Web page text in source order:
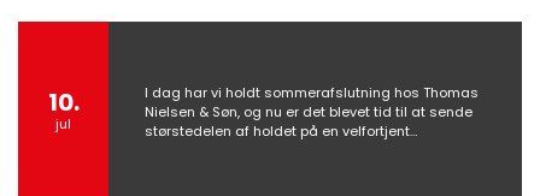
10.
jul
I dag har vi holdt sommerafslutning hos Thomas
Nielsen & Søn, og nu er det blevet tid til at sende
størstedelen af holdet på en velfortjent…